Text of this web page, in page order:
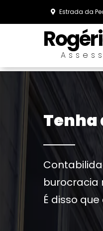
Estrada da
Tenha
burocracia
É disso